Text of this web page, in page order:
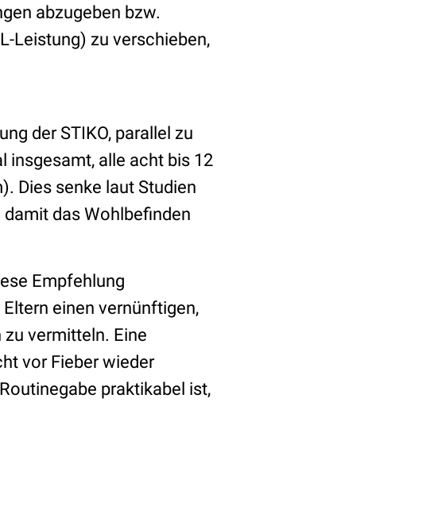
abzugeben bzw.
Leistung) zu verschieben,
der STIKO, parallel zu
insgesamt, alle acht bis 12
Dies senke laut Studien
das Wohlbefinden
Empfehlung
einen vernünftigen,
vermitteln. Eine
vor Fieber wieder
praktikabel ist,